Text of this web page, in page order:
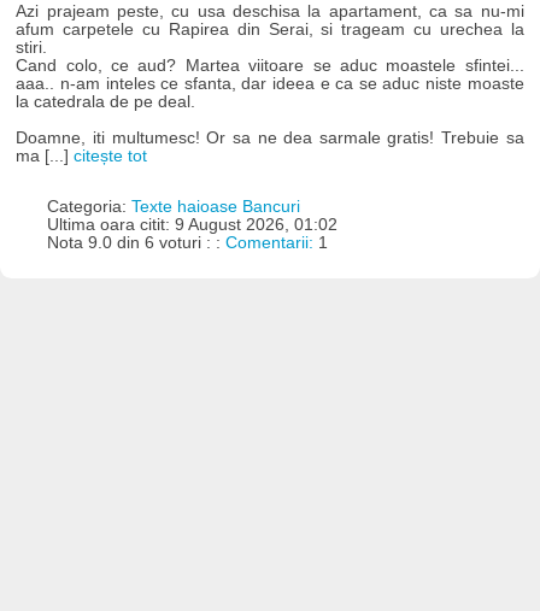
Azi prajeam peste, cu usa deschisa la apartament, ca sa nu-mi
afum carpetele cu Rapirea din Serai, si trageam cu urechea la
stiri.
Cand colo, ce aud? Martea viitoare se aduc moastele sfintei...
aaa.. n-am inteles ce sfanta, dar ideea e ca se aduc niste moaste
la catedrala de pe deal.
Doamne, iti multumesc! Or sa ne dea sarmale gratis! Trebuie sa
ma [...]citește tot
Categoria: Texte haioase Bancuri
Ultima oara citit: 9 August 2026, 01:02
Nota 9.0 din 6 voturi : : Comentarii: 1